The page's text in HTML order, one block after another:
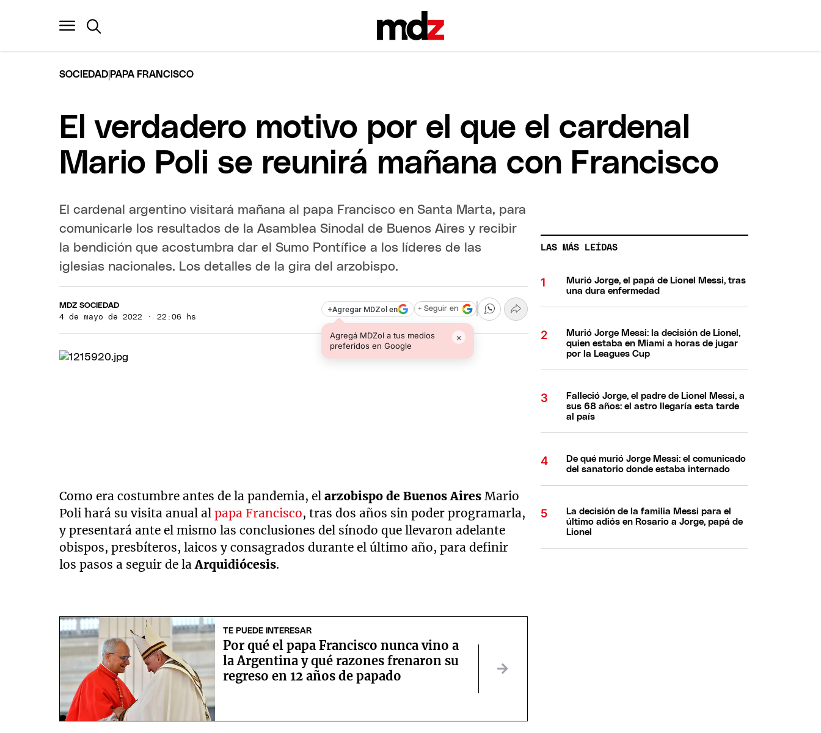
SOCIEDAD PAPA FRANCISCO
El verdadero motivo por el que el cardenal
Mario Poli se reunirá mañana con Francisco
El cardenal argentino visitará mañana al papa Francisco en Santa Marta, para
comunicarle los resultados de la Asamblea Sinodal de Buenos Aires y recibir
la bendición que acostumbra dar el Sumo Pontífice a los líderes de las
iglesias nacionales. Los detalles de la gira del arzobispo.
MDZ SOCIEDAD
4 de mayo de 2022 · 22:06 hs
+Agregar MDZol en
Agregá MDZol a tus medios
preferidos en Google
×
+ Seguir en
Como era costumbre antes de la pandemia, elarzobispo de Buenos Aires Mario
Poli hará su visita anual alpapa Francisco, tras dos años sin poder programarla,
y presentará ante el mismo las conclusiones del sínodo que llevaron adelante
obispos, presbíteros, laicos y consagrados durante el último año, para definir
los pasos a seguir de laArquidiócesis.
TE PUEDE INTERESAR
Por qué el papa Francisco nunca vino a
la Argentina y qué razones frenaron su
regreso en 12 años de papado
LAS MÁS LEÍDAS
Murió Jorge, el papá de Lionel Messi, tras
una dura enfermedad
Murió Jorge Messi: la decisión de Lionel,
quien estaba en Miami a horas de jugar
por la Leagues Cup
Falleció Jorge, el padre de Lionel Messi, a
sus 68 años: el astro llegaría esta tarde
al país
De qué murió Jorge Messi: el comunicado
del sanatorio donde estaba internado
La decisión de la familia Messi para el
último adiós en Rosario a Jorge, papá de
Lionel